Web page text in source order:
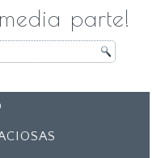
parte!